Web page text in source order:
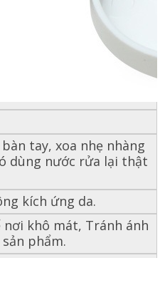
tay, xoa nhẹ nhàng
dùng nước rửa lại thật
kích ứng da.
khô mát, Tránh ánh
phẩm.